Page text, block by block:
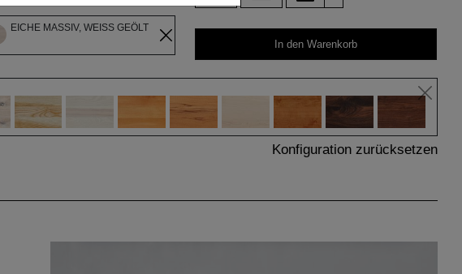
EICHE MASSIV, WEISS GEÖLT
In den Warenkorb
Konfiguration zurücksetzen